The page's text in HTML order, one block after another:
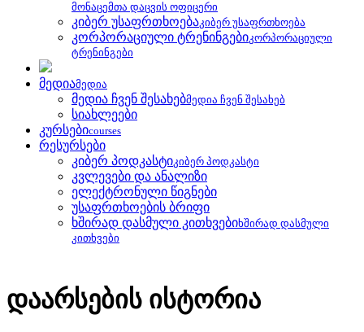
მონაცემთა დაცვის ოფიცერი
კიბერ უსაფრთხოებაკიბერ უსაფრთხოება
კორპორაციული ტრენინგებიკორპორაციული
ტრენინგები
მედიამედია
მედია ჩვენ შესახებმედია ჩვენ შესახებ
სიახლეები
კურსებიcourses
რესურსები
კიბერ პოდკასტიკიბერ პოდკასტი
კვლევები და ანალიზი
ელექტრონული წიგნები
უსაფრთხოების ბრიფი
ხშირად დასმული კითხვებიხშირად დასმული
კითხვები
დაარსების ისტორია